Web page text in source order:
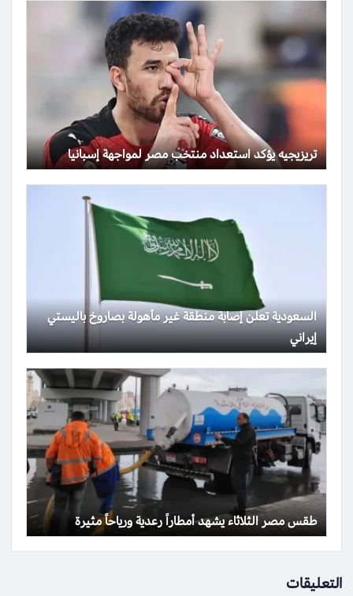
تريزيجيه يؤكد استعداد منتخب مصر لمواجهة إسبانيا
السعودية تعلن إصابة منطقة غير مأهولة بصاروخ باليستي
إيراني
طقس مصر الثلاثاء يشهد أمطاراً رعدية ورياحاً مثيرة
التعليقات